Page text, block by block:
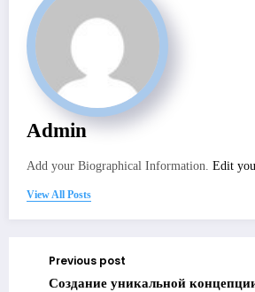
Admin
Add your Biographical Information. Edit
View All Posts
Previous post
Создание уникальной